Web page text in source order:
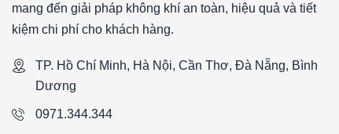
mang đến giải pháp không khí an toàn, hiệu quả và tiết
kiệm chi phí cho khách hàng.
TP. Hồ Chí Minh, Hà Nội, Cần Thơ, Đà Nẵng, Bình
Dương
0971.344.344